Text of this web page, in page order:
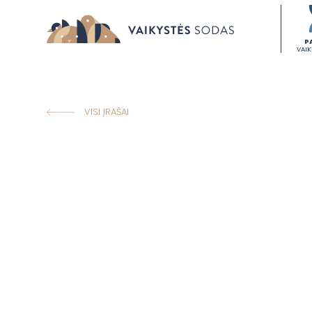
VISI ĮRAŠAI